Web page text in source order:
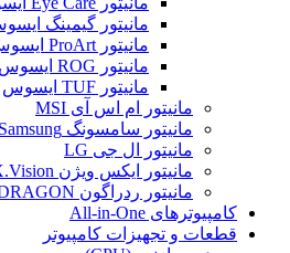
مانیتور گیمینگ
مانیتور ProArt ایسوس
مانیتور ROG ایسوس
مانیتور TUF ایسوس
مانیتور ام اس آی MSI
مانیتور سامسونگ Samsung
مانیتور ال جی LG
مانیتور ایکس ویژن X.Vision
مانیتور ردراگون REDRAGON
کامپیوترهای All-in-One
قطعات و تجهیزات کامپیوتر